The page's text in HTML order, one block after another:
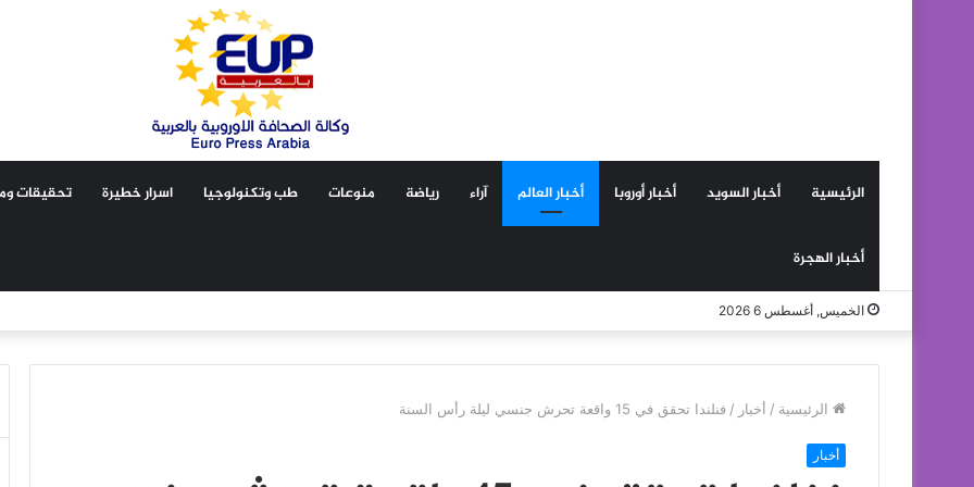
الرئيسية أخبار السويد أخبار أوروبا أخبار العالم آراء رياضة منوعات طب وتكنولوجيا اسرار خطيرة تحقيقات
أخبار الهجرة
الخميس, أغسطس 6 2026
الرئيسية / أخبار / فنلندا تحقق في 15 واقعة تحرش جنسي ليلة رأس السنة‎
أخبار